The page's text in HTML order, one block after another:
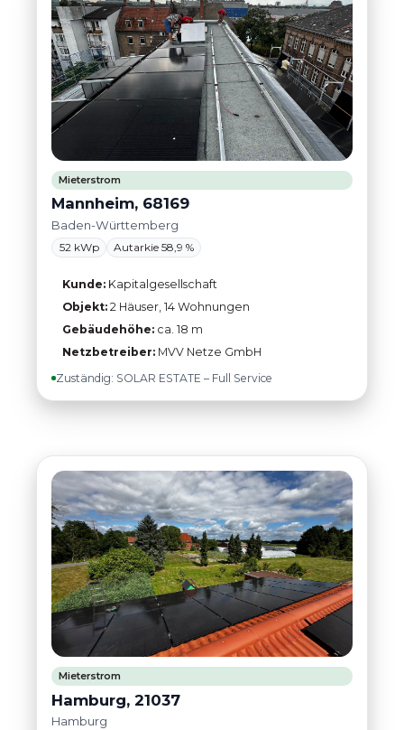
Mieterstrom
Mannheim, 68169
Baden-Württemberg
52 kWp Autarkie 58,9 %
Kunde:Kapitalgesellschaft
Objekt:2 Häuser, 14 Wohnungen
Gebäudehöhe:ca. 18 m
Netzbetreiber:MVV Netze GmbH
Zuständig: SOLAR ESTATE – Full Service
Mieterstrom
Hamburg, 21037
Hamburg